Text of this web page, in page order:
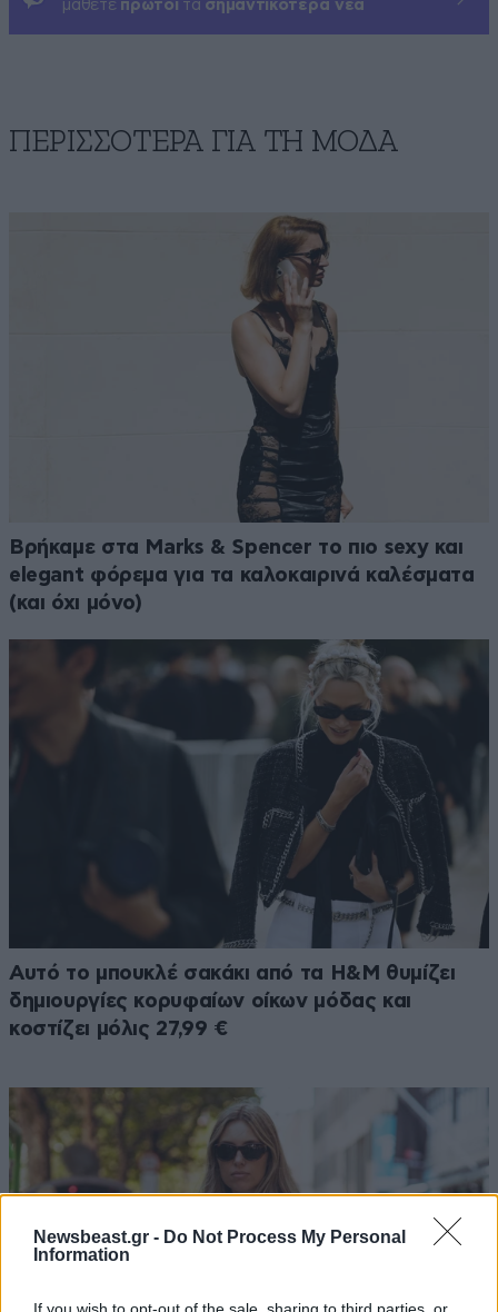
Newsbeast.gr - Do Not Process My Personal
Information
If you wish to opt-out of the sale, sharing to third parties, or
μάθετε πρώτοι τα σημαντικότερα νέα
ΠΕΡΙΣΣΟΤΕΡΑ ΓΙΑ ΤΗ ΜΟΔΑ
Βρήκαμε στα Marks & Spencer το πιο sexy και
elegant φόρεμα για τα καλοκαιρινά καλέσματα
(και όχι μόνο)
Αυτό το μπουκλέ σακάκι από τα H&M θυμίζει
δημιουργίες κορυφαίων οίκων μόδας και
κοστίζει μόλις 27,99 €